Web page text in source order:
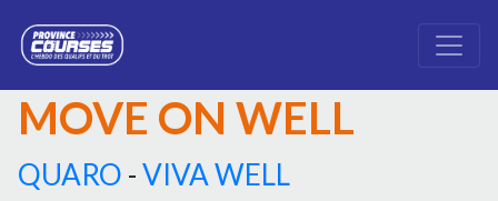
MOVE ON WELL
QUARO -VIVA WELL